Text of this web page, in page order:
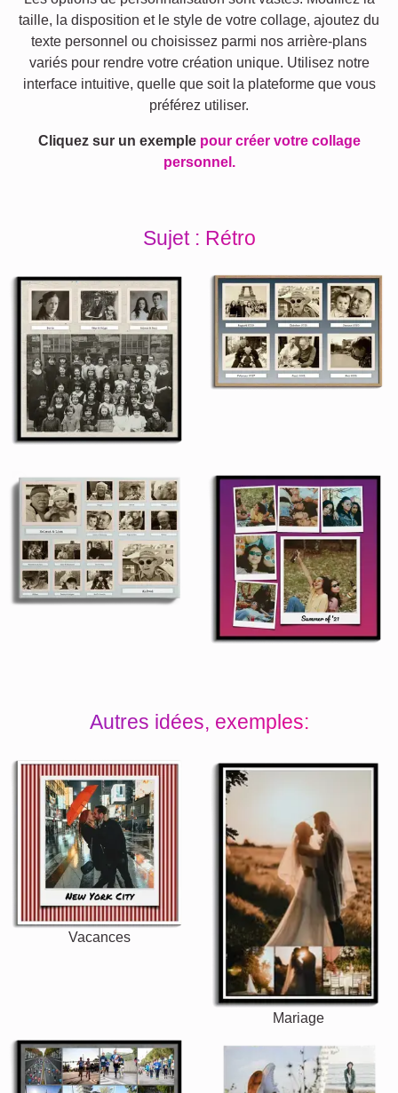
taille, la disposition et le style de votre collage, ajoutez du
texte personnel ou choisissez parmi nos arrière-plans
variés pour rendre votre création unique. Utilisez notre
interface intuitive, quelle que soit la plateforme que vous
préférez utiliser.
Cliquez sur un exemple pour créer votre collage
personnel.
Sujet : Rétro
Autres idées, exemples:
Vacances
Mariage